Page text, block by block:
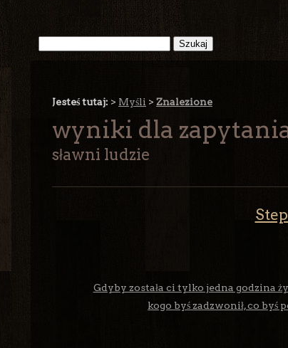
Jesteś tutaj: > Myśli > Znalezione
wyniki dla
sławni ludzie
Gdyby została ci tylko jedna godzina
kogo byś zadzwonił, co byś